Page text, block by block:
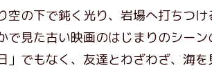
の下で鈍く光り、岩場へ打ちつ
で見た古い映画のはじまりのシー
」でもなく、友達とわざわざ、海